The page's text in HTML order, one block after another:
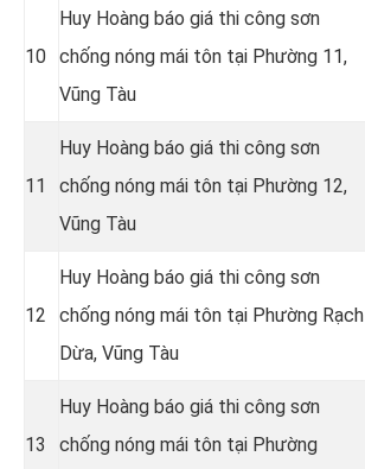
10
Huy Hoàng báo giá thi công sơn
chống nóng mái tôn tại Phường 11,
Vũng Tàu
11
Huy Hoàng báo giá thi công sơn
chống nóng mái tôn tại Phường 12,
Vũng Tàu
12
Huy Hoàng báo giá thi công sơn
chống nóng mái tôn tại Phường Rạch
Dừa, Vũng Tàu
13
Huy Hoàng báo giá thi công sơn
chống nóng mái tôn tại Phường